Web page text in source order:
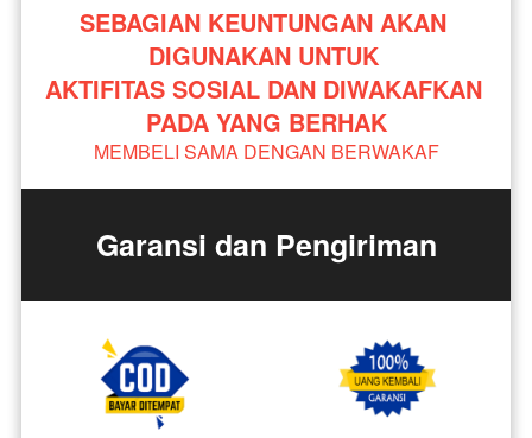
SEBAGIAN KEUNTUNGAN AKAN
DIGUNAKAN UNTUK
AKTIFITAS SOSIAL DAN DIWAKAFKAN
PADA YANG BERHAK
MEMBELI SAMA DENGAN BERWAKAF
Garansi dan Pengiriman